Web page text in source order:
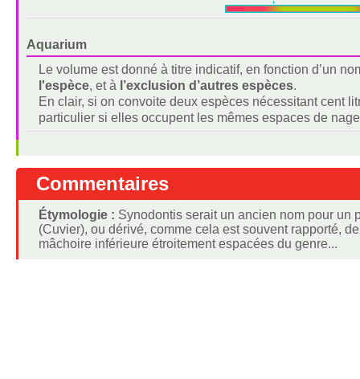
Aquarium
Le volume est donné à titre indicatif, en fonction d’un
l'espèce, et à l’exclusion d’autres espèces.
En clair, si on convoite deux espèces nécessitant cent
particulier si elles occupent les mêmes espaces de
Commentaires
Étymologie : Synodontis serait un ancien nom pour un
(Cuvier), ou dérivé, comme cela est souvent rapporté,
mâchoire inférieure étroitement espacées du genre...